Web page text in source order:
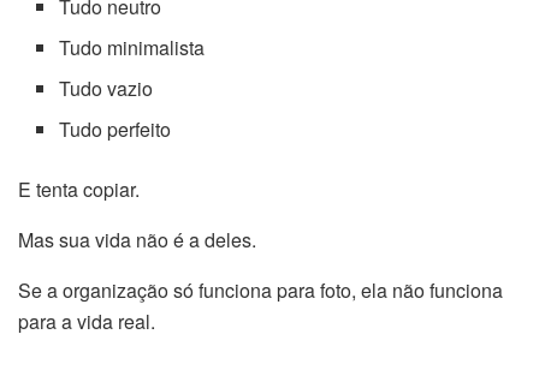
Tudo neutro
Tudo minimalista
Tudo vazio
Tudo perfeito
E tenta copiar.
Mas sua vida não é a deles.
Se a organização só funciona para foto, ela não funciona
para a vida real.